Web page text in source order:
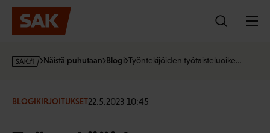
Hyppää
sisältöön
s
·
Näistä puhutaan Blogi Työntekijöiden työtaisteluoike…
BLOGIKIRJOITUKSET22.5.2023 10:45